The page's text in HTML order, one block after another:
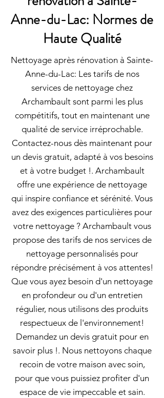
Anne-du-Lac: Normes de
Haute Qualité
Nettoyage après rénovation à Sainte-
Anne-du-Lac: Les tarifs de nos
services de nettoyage chez
Archambault sont parmi les plus
compétitifs, tout en maintenant une
qualité de service irréprochable.
Contactez-nous dès maintenant pour
un devis gratuit, adapté à vos besoins
et à votre budget !. Archambault
offre une expérience de nettoyage
qui inspire confiance et sérénité. Vous
avez des exigences particulières pour
votre nettoyage ? Archambault vous
propose des tarifs de nos services de
nettoyage personnalisés pour
répondre précisément à vos attentes!
Que vous ayez besoin d'un nettoyage
en profondeur ou d'un entretien
régulier, nous utilisons des produits
respectueux de l'environnement!
Demandez un devis gratuit pour en
savoir plus !. Nous nettoyons chaque
recoin de votre maison avec soin,
pour que vous puissiez profiter d'un
espace de vie impeccable et sain.